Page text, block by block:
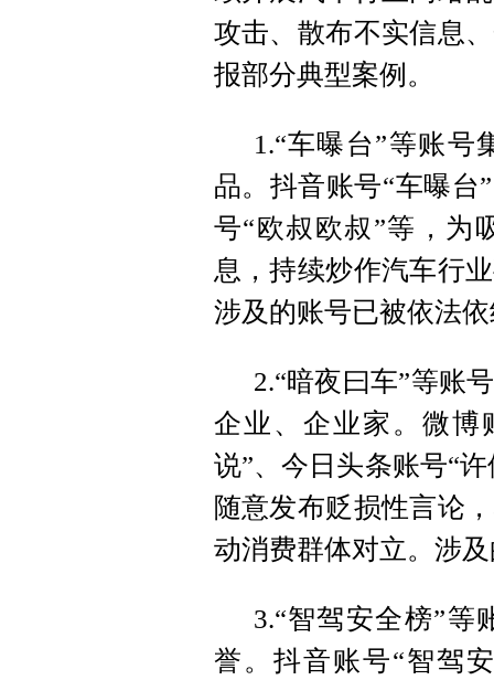
攻击、散布不实信息
报部分典型案例。
1.“车曝台”等账号
品。抖音账号“车曝台
号“欧叔欧叔”等，为
息，持续炒作汽车行
涉及的账号已被依法
2.“暗夜曰车”等账
企业、企业家。微博
说”、今日头条账号“
随意发布贬损性言论
动消费群体对立。涉
3.“智驾安全榜”等
誉。抖音账号“智驾